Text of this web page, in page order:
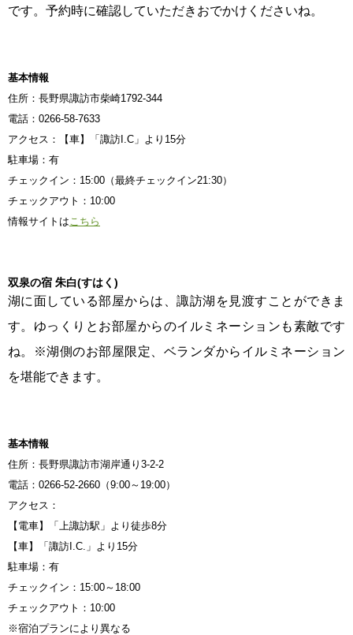
です。予約時に確認していただきおでかけくださいね。
基本情報
住所：長野県諏訪市柴崎1792-344
電話：0266-58-7633
アクセス：【車】「諏訪I.C」より15分
駐車場：有
チェックイン：15:00（最終チェックイン21:30）
チェックアウト：10:00
情報サイトは こちら
双泉の宿 朱白(すはく)
湖に面している部屋からは、諏訪湖を見渡すことができま
す。ゆっくりとお部屋からのイルミネーションも素敵です
ね。
※湖側のお部屋限定、ベランダからイルミネーション
を堪能できます。
基本情報
住所：長野県諏訪市湖岸通り3-2-2
電話：0266-52-2660（9:00～19:00）
アクセス：
【電車】「上諏訪駅」より徒歩8分
【車】「諏訪I.C.」より15分
駐車場：有
チェックイン：15:00～18:00
チェックアウト：10:00
※宿泊プランにより異なる